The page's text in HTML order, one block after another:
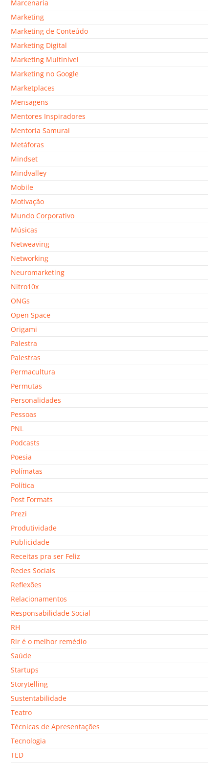
Marcenaria
Marketing
Marketing de Conteúdo
Marketing Digital
Marketing Multinível
Marketing no Google
Marketplaces
Mensagens
Mentores Inspiradores
Mentoria Samurai
Metáforas
Mindset
Mindvalley
Mobile
Motivação
Mundo Corporativo
Músicas
Netweaving
Networking
Neuromarketing
Nitro10x
ONGs
Open Space
Origami
Palestra
Palestras
Permacultura
Permutas
Personalidades
Pessoas
PNL
Podcasts
Poesia
Polímatas
Política
Post Formats
Prezi
Produtividade
Publicidade
Receitas pra ser Feliz
Redes Sociais
Reflexões
Relacionamentos
Responsabilidade Social
RH
Rir é o melhor remédio
Saúde
Startups
Storytelling
Sustentabilidade
Teatro
Técnicas de Apresentações
Tecnologia
TED